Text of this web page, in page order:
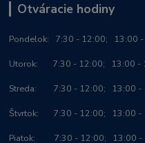
Otváracie hodiny
Pondelok: 7:30 - 12:00; 13:00 -
Utorok: 7:30 - 12:00; 13:00 -
Streda: 7:30 - 12:00; 13:00 -
Štvrtok: 7:30 - 12:00; 13:00 -
Piatok: 7:30 - 12:00; 13:00 -